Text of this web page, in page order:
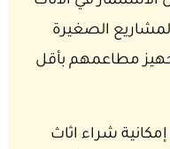
الصغيرة
مطاعمهم بأقل
شراء اثاث